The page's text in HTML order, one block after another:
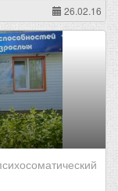
26.02.16